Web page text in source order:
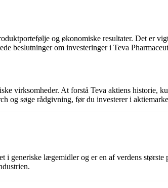
og økonomiske resultater. Det er
beslutninger om investeringer i Teva
virksomheder. At forstå Teva aktiens historie,
og søge rådgivning, før du investerer i
generiske lægemidler og er en af verdens